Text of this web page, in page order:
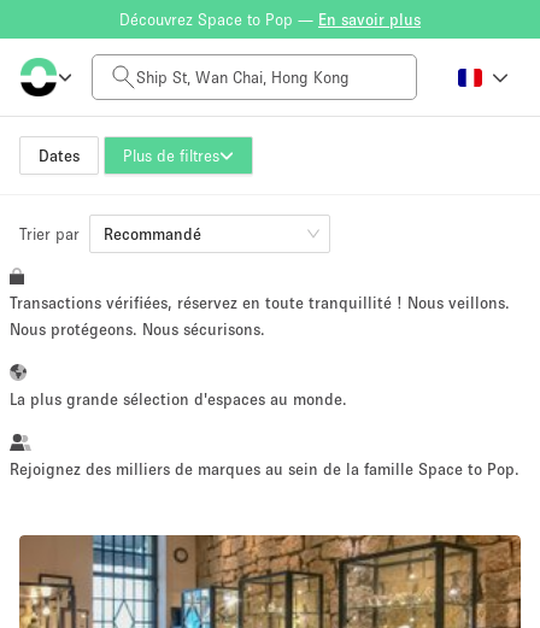
Découvrez Space to Pop — En savoir plus
Dates Plus de filtres
Tarif à la journée
HK$0
Taille de l'espace
~ 13 personnes
Vente au
détail
Showroom Événement Art Alimentation
Trier par Recommandé
Transactions vérifiées, réservez en toute tranquillité ! Nous veillons.
Nous protégeons. Nous sécurisons.
La plus grande sélection d'espaces au monde.
Rejoignez des milliers de marques au sein de la famille Space to Pop.